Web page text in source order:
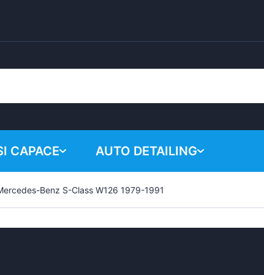
CAPACE AUTO DETAILING
Produse chimice
Benz S-Class W126 1979-1991